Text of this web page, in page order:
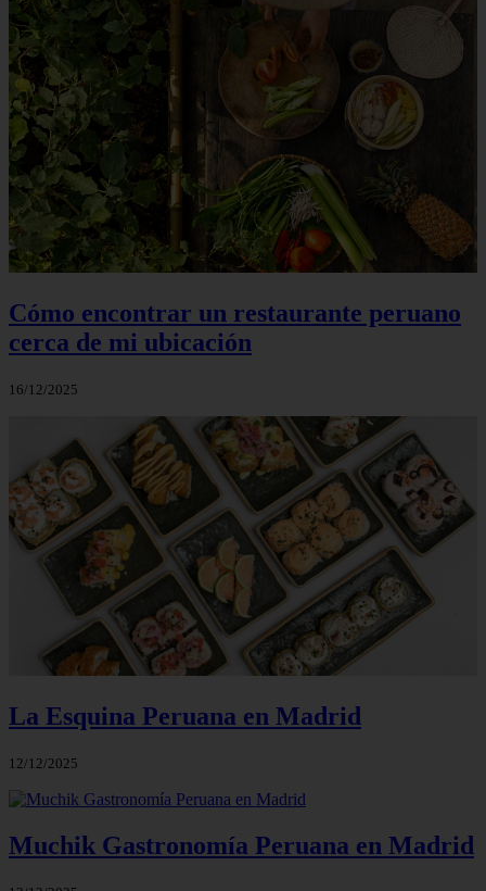
Cómo encontrar un restaurante peruano
cerca de mi ubicación
16/12/2025
La Esquina Peruana en Madrid
12/12/2025
Muchik Gastronomía Peruana en Madrid